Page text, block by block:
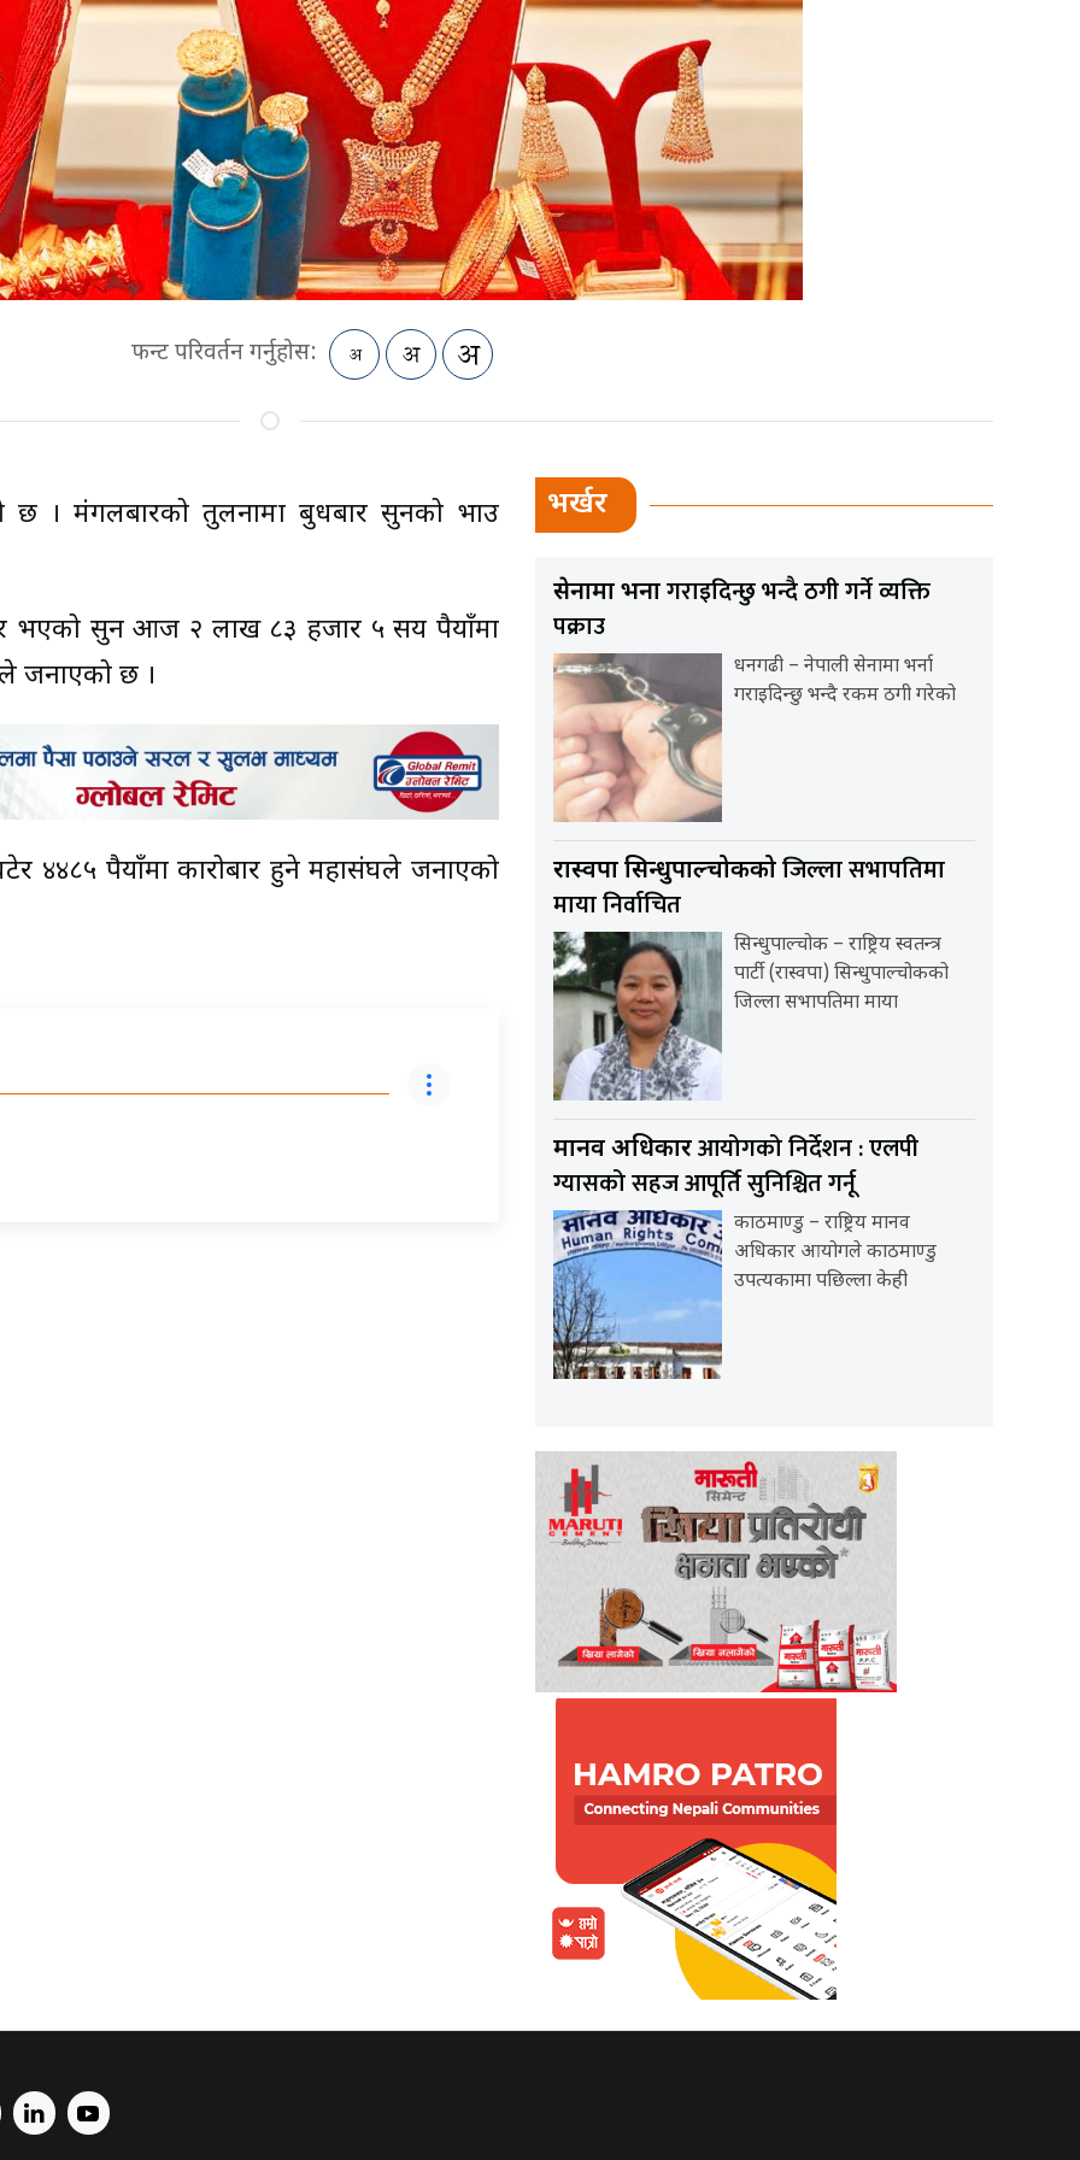
फन्ट परिवर्तन गर्नुहोस:
। मंगलबारको तुलनामा बुधबार सुनको भाउ
भएको सुन आज २ लाख ८३ हजार ५ सय रुपैयाँमा
जनाएको छ ।
४४८५ रुपैयाँमा कारोबार हुने महासंघले जनाएको
भर्खर
सेनामा भर्नागराइदिन्छु भन्दै ठगी गर्ने व्यक्ति
पक्राउ
धनगढी – नेपाली सेनामा भर्ना
गराइदिन्छु भन्दै रकम ठगी गरेको
रास्वपा सिन्धुपाल्चोककोजिल्ला सभापतिमा
माया निर्वाचित
सिन्धुपाल्चोक – राष्ट्रिय स्वतन्त्र
पार्टी (रास्वपा) सिन्धुपाल्चोकको
जिल्ला सभापतिमा माया
मानव अधिकारआयोगको निर्देशन : एलपी
ग्यासको सहज आपूर्ति सुनिश्चित गर्नू
काठमाण्डु – राष्ट्रिय मानव
अधिकार आयोगले काठमाण्डु
उपत्यकामा पछिल्ला केही